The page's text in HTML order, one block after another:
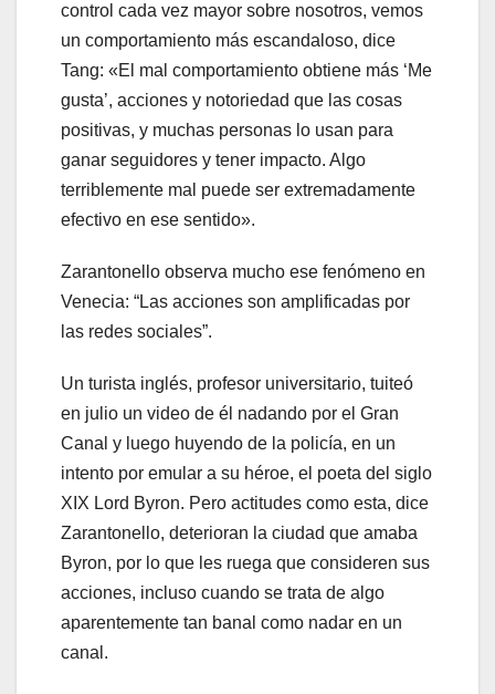
control cada vez mayor sobre nosotros, vemos
un comportamiento más escandaloso, dice
Tang: «El mal comportamiento obtiene más ‘Me
gusta’, acciones y notoriedad que las cosas
positivas, y muchas personas lo usan para
ganar seguidores y tener impacto. Algo
terriblemente mal puede ser extremadamente
efectivo en ese sentido».
Zarantonello observa mucho ese fenómeno en
Venecia: “Las acciones son amplificadas por
las redes sociales”.
Un turista inglés, profesor universitario, tuiteó
en julio un video de él nadando por el Gran
Canal y luego huyendo de la policía, en un
intento por emular a su héroe, el poeta del siglo
XIX Lord Byron. Pero actitudes como esta, dice
Zarantonello, deterioran la ciudad que amaba
Byron, por lo que les ruega que consideren sus
acciones, incluso cuando se trata de algo
aparentemente tan banal como nadar en un
canal.